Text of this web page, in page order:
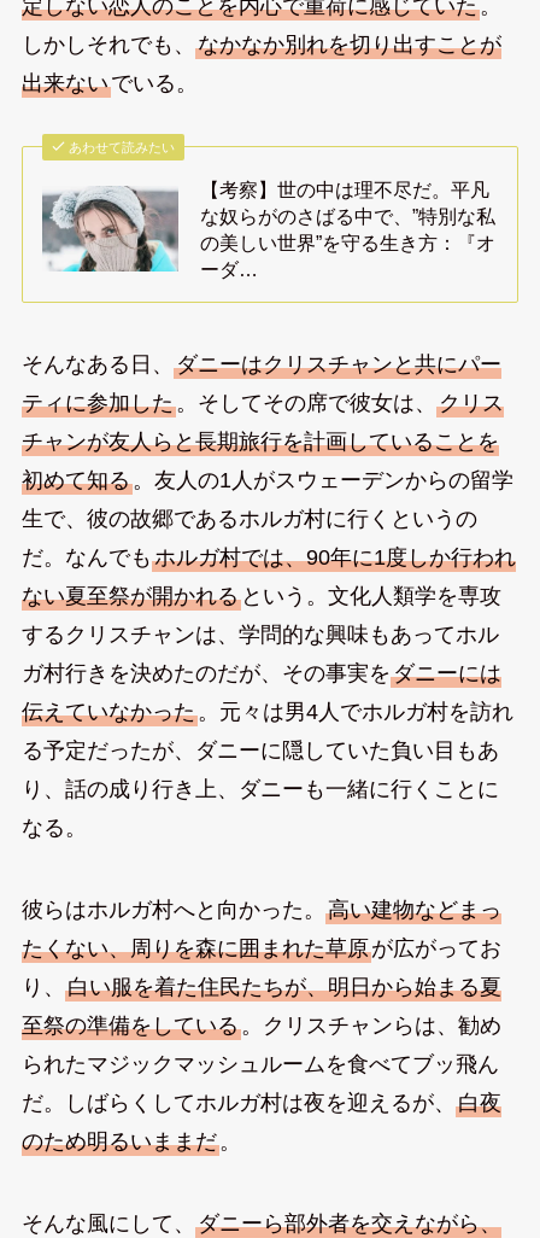
定しない恋人のことを内心で重荷に感じていた。
しかしそれでも、 なかなか別れを切り出すことが
出来ないでいる。
あわせて読みたい
【考察】世の中は理不尽だ。平凡
な奴らがのさばる中で、”特別な私
の美しい世界”を守る生き方：『オ
ーダ…
そんなある日、 ダニーはクリスチャンと共にパー
ティに参加した。そしてその席で彼女は、 クリス
チャンが友人らと長期旅行を計画していることを
初めて知る。友人の1人がスウェーデンからの留学
生で、彼の故郷であるホルガ村に行くというの
だ。なんでもホルガ村では、90年に1度しか行われ
ない夏至祭が開かれるという。文化人類学を専攻
するクリスチャンは、学問的な興味もあってホル
ガ村行きを決めたのだが、その事実をダニーには
伝えていなかった。元々は男4人でホルガ村を訪れ
る予定だったが、ダニーに隠していた負い目もあ
り、話の成り行き上、ダニーも一緒に行くことに
なる。
彼らはホルガ村へと向かった。 高い建物などまっ
たくない、周りを森に囲まれた草原が広がってお
り、 白い服を着た住民たちが、明日から始まる夏
至祭の準備をしている。クリスチャンらは、勧め
られたマジックマッシュルームを食べてブッ飛ん
だ。しばらくしてホルガ村は夜を迎えるが、 白夜
のため明るいままだ。
そんな風にして、 ダニーら部外者を交えながら、